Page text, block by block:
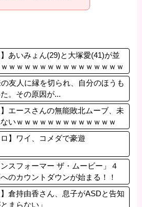
】あいみょん(29)と大塚愛(41)が並
ｗｗｗｗｗｗｗｗｗｗｗｗｗｗｗ
】
友人に縁を切られ、自分のほうも
。その原因が...
】エースさんの無能敗北ムーブ、未
いｗｗｗｗｗｗｗｗｗｗｗｗｗ
ロ】ワイ、コメダで豪遊
ンスフォーマー ザ・ムービー」４
のカウントダウンが始まる！！
】倉持由香さん、息子がASDと告知
まらない」